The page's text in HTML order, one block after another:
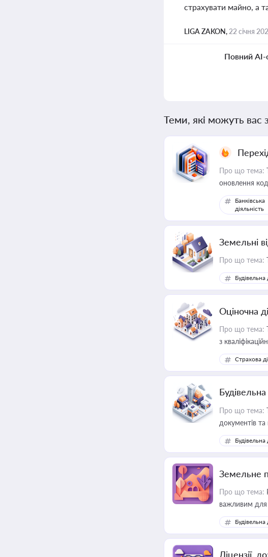
страхувати майно, а
LIGA ZAKON, 22 січня
Повний AI-
Теми, які можуть вас
Про що тема:
оновлення
Банківська
діяльність
Земельні
Про що тема:
Будівельна
Оціночна
Про що тема:
з
медійних
Страхова
Будівельна
Про що тема:
документів
Будівельна
Земельне
Про що тема:
важливим для
ресурсами
Будівельна
Ліцензії,